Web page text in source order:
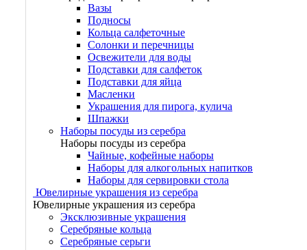
Вазы
Подносы
Кольца салфеточные
Солонки и перечницы
Освежители для воды
Подставки для салфеток
Подставки для яйца
Масленки
Украшения для пирога, кулича
Шпажки
Наборы посуды из серебра
Наборы посуды из серебра
Чайные, кофейные наборы
Наборы для алкогольных напитков
Наборы для сервировки стола
Ювелирные украшения из серебра
Ювелирные украшения из серебра
Эксклюзивные украшения
Серебряные кольца
Серебряные серьги